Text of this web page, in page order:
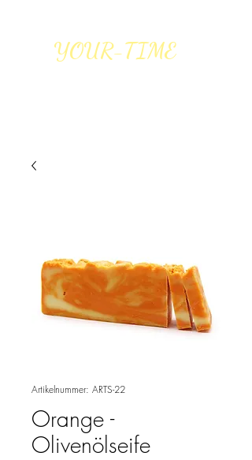
YOUR-TIME
Artikelnummer: ARTS-22
Orange -
Olivenölseife